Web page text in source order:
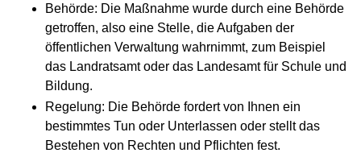
Behörde: Die Maßnahme wurde durch eine Behörde
getroffen, also eine Stelle, die Aufgaben der
öffentlichen Verwaltung wahrnimmt, zum Beispiel
das Landratsamt oder das Landesamt für Schule und
Bildung.
Regelung: Die Behörde fordert von Ihnen ein
bestimmtes Tun oder Unterlassen oder stellt das
Bestehen von Rechten und Pflichten fest.